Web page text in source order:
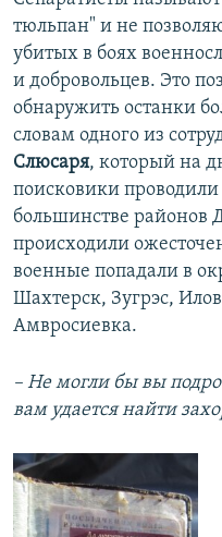
тюльпан" и не
убитых в боях
и добровольцев. Это
обнаружить останки
словам одного из
Слюсаря, который на
поисковики
большинстве районов
происходили
военные попадали в
Шахтерск, Зугрэс,
Амвросиевка.
– Не могли бы вы
вам удается найти